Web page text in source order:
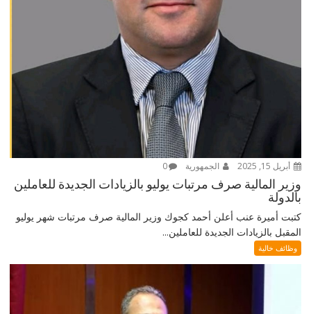
أبريل 15, 2025 الجمهورية 0
وزير المالية صرف مرتبات يوليو بالزيادات الجديدة للعاملين
بالدولة
كتبت أميرة عنب أعلن أحمد كجوك وزير المالية صرف مرتبات شهر يوليو
المقبل بالزيادات الجديدة للعاملين...
وظائف خالية